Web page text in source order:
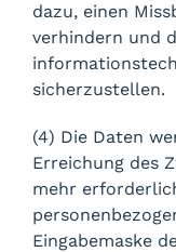
dazu, einen
verhindern und
sicherzustellen.
(4) Die Daten
Erreichung des
mehr
Eingabemaske